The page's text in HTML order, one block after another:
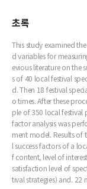
초록
This study examined
d variables for
evious literature on the
s of 40 local festival
d. Then 18 festival
o times. After these
ple of 350 local festival
factor analysis was
ment model. Results of
l success factors of a
f content, level of
satisfaction level of
tival strategies) and. 22